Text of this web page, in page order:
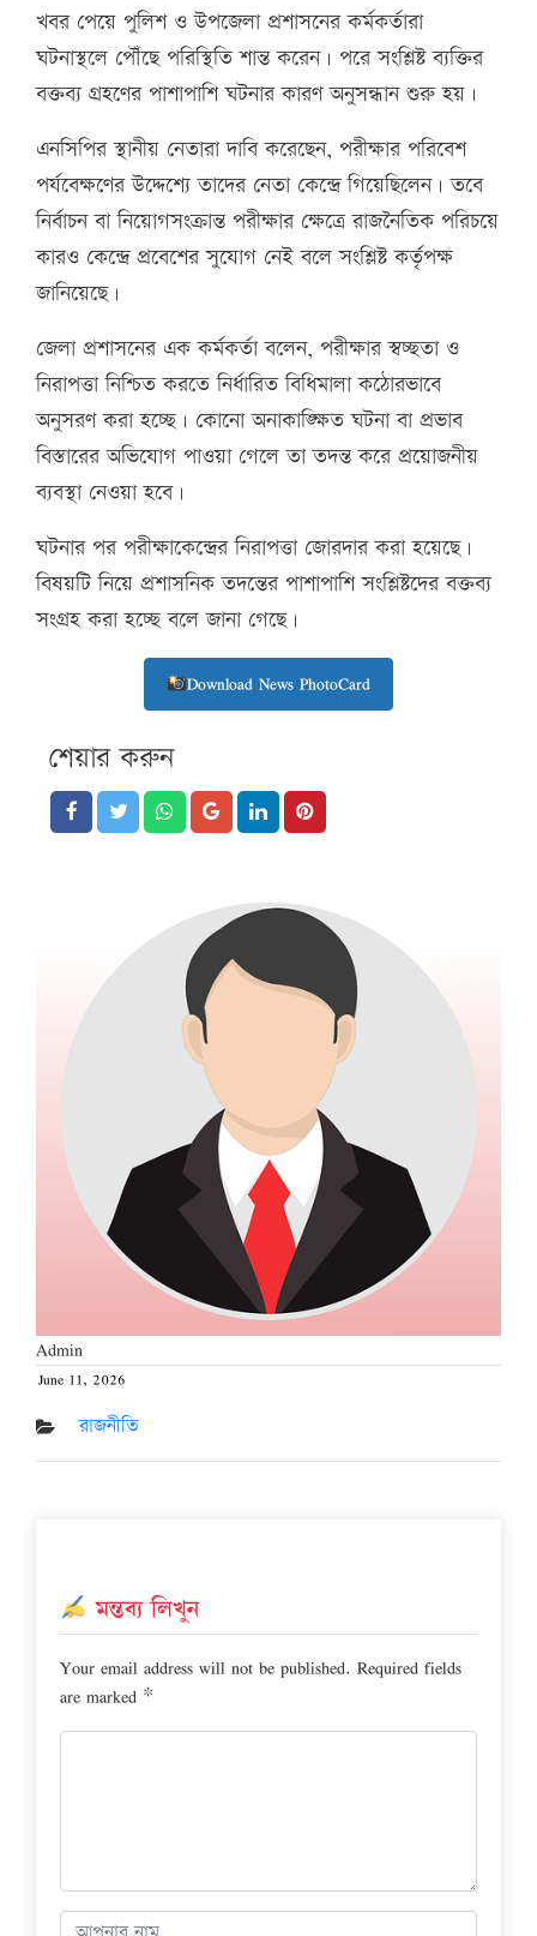
খবর পেয়ে পুলিশ ও উপজেলা প্রশাসনের কর্মকর্তারা
ঘটনাস্থলে পৌঁছে পরিস্থিতি শান্ত করেন। পরে সংশ্লিষ্ট ব্যক্তির
বক্তব্য গ্রহণের পাশাপাশি ঘটনার কারণ অনুসন্ধান শুরু হয়।
এনসিপির স্থানীয় নেতারা দাবি করেছেন, পরীক্ষার পরিবেশ
পর্যবেক্ষণের উদ্দেশ্যে তাদের নেতা কেন্দ্রে গিয়েছিলেন। তবে
নির্বাচন বা নিয়োগসংক্রান্ত পরীক্ষার ক্ষেত্রে রাজনৈতিক পরিচয়ে
কারও কেন্দ্রে প্রবেশের সুযোগ নেই বলে সংশ্লিষ্ট কর্তৃপক্ষ
জানিয়েছে।
জেলা প্রশাসনের এক কর্মকর্তা বলেন, পরীক্ষার স্বচ্ছতা ও
নিরাপত্তা নিশ্চিত করতে নির্ধারিত বিধিমালা কঠোরভাবে
অনুসরণ করা হচ্ছে। কোনো অনাকাঙ্ক্ষিত ঘটনা বা প্রভাব
বিস্তারের অভিযোগ পাওয়া গেলে তা তদন্ত করে প্রয়োজনীয়
ব্যবস্থা নেওয়া হবে।
ঘটনার পর পরীক্ষাকেন্দ্রের নিরাপত্তা জোরদার করা হয়েছে।
বিষয়টি নিয়ে প্রশাসনিক তদন্তের পাশাপাশি সংশ্লিষ্টদের বক্তব্য
সংগ্রহ করা হচ্ছে বলে জানা গেছে।
Download News PhotoCard
শেয়ার করুন
Admin
Posted
on
June 11, 2026
রাজনীতি
মন্তব্য লিখুন
Your email address will not be published. Required fields
are marked *